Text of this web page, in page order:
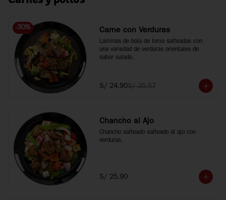
-30% Carne con Verduras
Laminas de bola de lomo salteadas con
una variedad de verduras orientales de
sabor salado.
S/ 24.90S/ 35.57
Chancho al Ajo
Chancho salteado salteado al ajo con
verduras.
S/ 25.90